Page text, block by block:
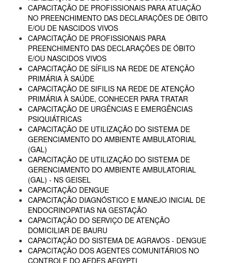
CAPACITAÇÃO DE PROFISSIONAIS PARA ATUAÇÃO
NO PREENCHIMENTO DAS DECLARAÇÕES DE ÓBITO
E/OU DE NASCIDOS VIVOS
CAPACITAÇÃO DE PROFISSIONAIS PARA
PREENCHIMENTO DAS DECLARAÇÕES DE ÓBITO
E/OU NASCIDOS VIVOS
CAPACITAÇÃO DE SÍFILIS NA REDE DE ATENÇÃO
PRIMÁRIA À SAÚDE
CAPACITAÇÃO DE SIFILIS NA REDE DE ATENÇÃO
PRIMÁRIA À SAÚDE, CONHECER PARA TRATAR
CAPACITAÇÃO DE URGÊNCIAS E EMERGÊNCIAS
PSIQUIÁTRICAS
CAPACITAÇÃO DE UTILIZAÇÃO DO SISTEMA DE
GERENCIAMENTO DO AMBIENTE AMBULATORIAL
(GAL)
CAPACITAÇÃO DE UTILIZAÇÃO DO SISTEMA DE
GERENCIAMENTO DO AMBIENTE AMBULATORIAL
(GAL) - NS GEISEL
CAPACITAÇÃO DENGUE
CAPACITAÇÃO DIAGNÓSTICO E MANEJO INICIAL DE
ENDOCRINOPATIAS NA GESTAÇÃO
CAPACITAÇÃO DO SERVIÇO DE ATENÇÃO
DOMICILIAR DE BAURU
CAPACITAÇÃO DO SISTEMA DE AGRAVOS - DENGUE
CAPACITAÇÃO DOS AGENTES COMUNITÁRIOS NO
CONTROLE DO AEDES AEGYPTI